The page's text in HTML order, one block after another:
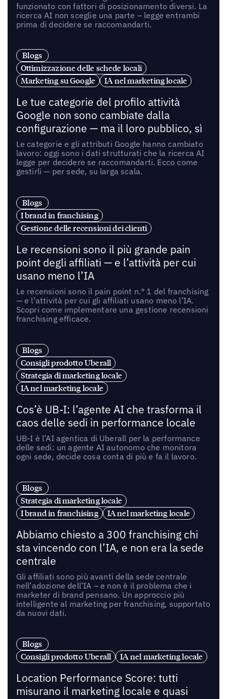
funzionato con fattori di posizionamento diversi. La
ricerca AI non sceglie una parte – legge entrambi
prima di decidere se raccomandarti.
Blogs
Ottimizzazione delle schede locali
Marketing su Google
IA nel marketing locale
Le tue categorie del profilo attività
Google non sono cambiate dalla
configurazione — ma il loro pubblico, sì
Le categorie e gli attributi Google hanno cambiato
lavoro: oggi sono i dati strutturati che la ricerca AI
legge per decidere se raccomandarti. Ecco come
gestirli — per sede, su larga scala.
Blogs
I brand in franchising
Gestione delle recensioni dei clienti
Le recensioni sono il più grande pain
point degli affiliati — e l’attività per cui
usano meno l’IA
Le recensioni sono il pain point n.° 1 del franchising
— e l’attività per cui gli affiliati usano meno l’IA.
Scopri come implementare una gestione recensioni
franchising efficace.
Blogs
Consigli prodotto Uberall
Strategia di marketing locale
IA nel marketing locale
Cos’è UB-I: l’agente AI che trasforma il
caos delle sedi in performance locale
UB-I è l’AI agentica di Uberall per la performance
delle sedi: un agente AI autonomo che monitora
ogni sede, decide cosa conta di più e fa il lavoro.
Blogs
Strategia di marketing locale
I brand in franchising
IA nel marketing locale
Abbiamo chiesto a 300 franchising chi
sta vincendo con l’IA, e non era la sede
centrale
Gli affiliati sono più avanti della sede centrale
nell’adozione dell’IA – e non è il problema che i
marketer di brand pensano. Un approccio più
intelligente al marketing per franchising, supportato
da nuovi dati.
Blogs
Consigli prodotto Uberall
IA nel marketing locale
Location Performance Score: tutti
misurano il marketing locale e quasi